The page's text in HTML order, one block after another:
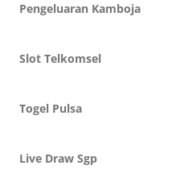
Pengeluaran Kamboja
Slot Telkomsel
Togel Pulsa
Live Draw Sgp